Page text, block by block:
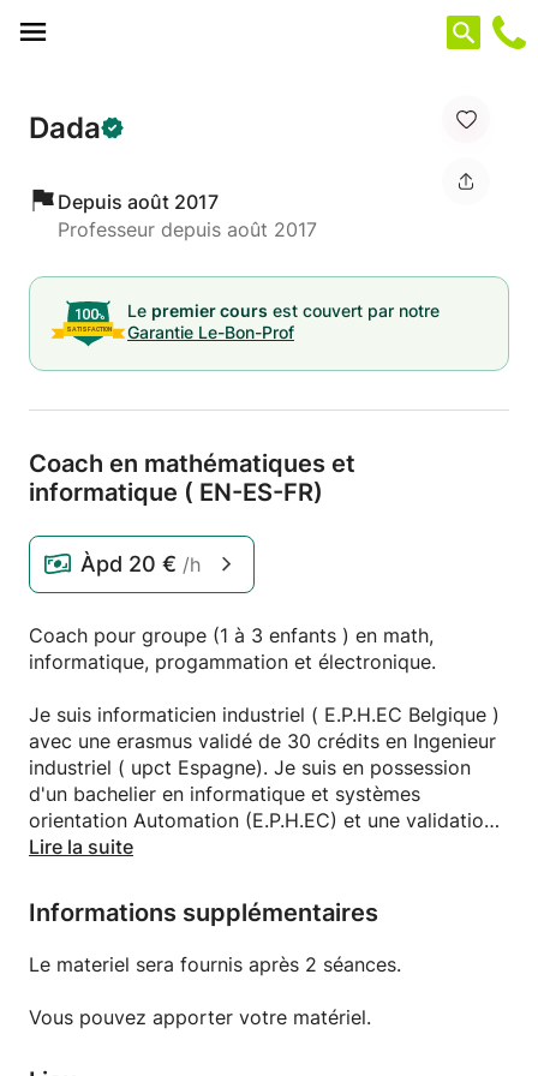
Dada
Depuis août 2017
Professeur depuis août 2017
Le premier cours est couvert par notre
Garantie Le-Bon-Prof
Coach en mathématiques et
informatique ( EN-ES-FR)
Àpd 20 € /h
Coach pour groupe (1 à 3 enfants ) en math,
informatique, progammation et électronique.
Je suis informaticien industriel ( E.P.H.EC Belgique )
avec une erasmus validé de 30 crédits en Ingenieur
industriel ( upct Espagne). Je suis en possession
d'un bachelier en informatique et systèmes
orientation Automation (E.P.H.EC) et une validation
de 30 credits de mon échange academique en
Je tiens à préciser que mon but est de sélectionner
des élèves pour transmettre une passion dans l'
informatique pour qu' ils deviennent l' élite de
demain, ce programme consiste d' abord à les
motiver dans le monde de l'IT, les mettre au niveau
Lire la suite
Informations supplémentaires
Le materiel sera fournis après 2 séances.
Vous pouvez apporter votre matériel.